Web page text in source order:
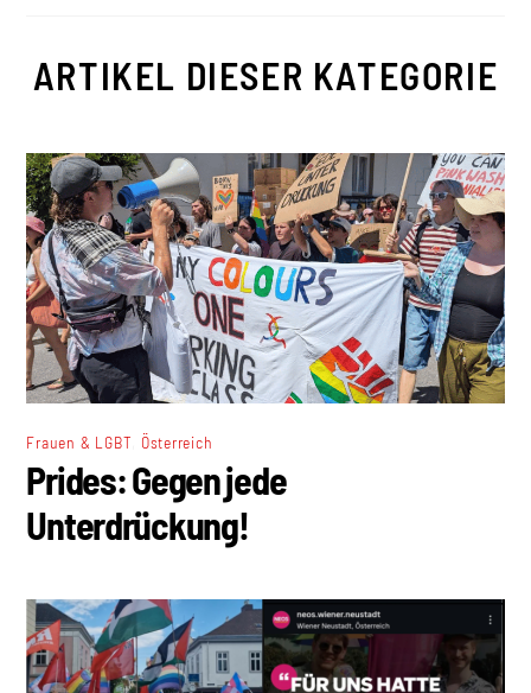
ARTIKEL DIESER KATEGORIE
Frauen & LGBT Österreich
Prides: Gegen jede
Unterdrückung!